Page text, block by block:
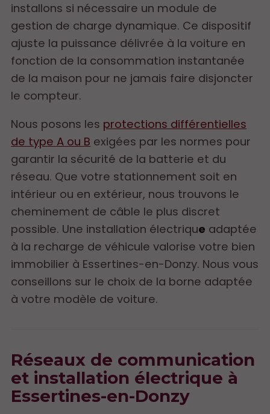
installons si nécessaire un module de
gestion de charge dynamique. Ce dispositif
ajuste la puissance délivrée à la voiture en
fonction de la consommation instantanée
de la maison pour ne jamais faire disjoncter
le compteur.
Nous posons les protections différentielles
de type A ou B exigées par les normes pour
garantir la sécurité de la batterie et du
réseau. Que votre stationnement soit en
intérieur ou en extérieur, nous trouvons le
cheminement de câble le plus discret
possible. Une installation électrique adaptée
à la recharge de véhicule valorise votre bien
immobilier à Essertines-en-Donzy. Nous vous
conseillons sur le choix de la borne adaptée
à votre modèle de voiture.
Réseaux de communication
et installation électrique à
Essertines-en-Donzy